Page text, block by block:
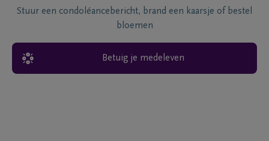
Stuur een condoléancebericht, brand een kaarsje of bestel
bloemen
Betuig je medeleven